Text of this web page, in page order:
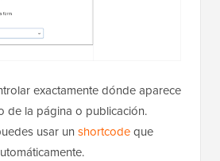
exactamente dónde aparece
de la página o publicación.
usar un shortcodeque